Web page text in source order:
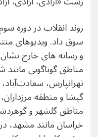
روند انقلاب در دوره
سوق داد. ویدیوهای
و رسانه های خارج
مناطق گوناگونی مانند
تهرانپارس،
گیشا و منطقه
مناطق گلشهر و
خراسان مانند مشهد،